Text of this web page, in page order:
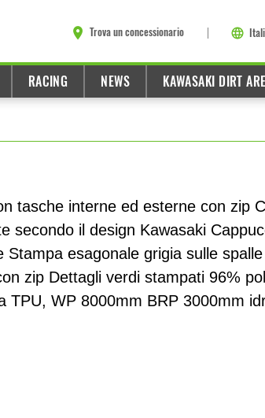
Trova un concessionario
RACING NEWS KAWASAKI DIRT
tasche interne ed esterne con zip
secondo il design Kawasaki
Stampa esagonale grigia sulle
zip Dettagli verdi stampati 96%
TPU, WP 8000mm BRP 3000mm